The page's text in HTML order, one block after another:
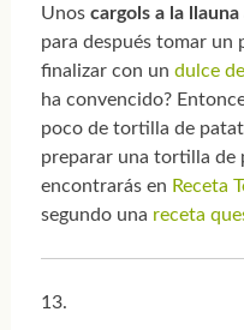
Unos cargols a la
para después tomar un
finalizar con un dulce
ha convencido?
poco de tortilla de
preparar una tortilla de
encontrarás en Receta
segundo una receta